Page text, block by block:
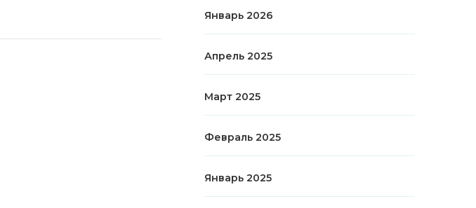
Январь 2026
Апрель 2025
Март 2025
Февраль 2025
Январь 2025